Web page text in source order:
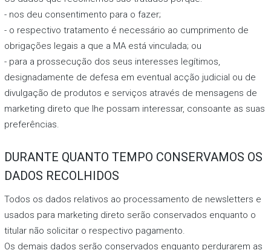
- nos deu consentimento para o fazer;
- o respectivo tratamento é necessário ao cumprimento de
obrigações legais a que a MA está vinculada; ou
- para a prossecução dos seus interesses legítimos,
designadamente de defesa em eventual acção judicial ou de
divulgação de produtos e serviços através de mensagens de
marketing direto que lhe possam interessar, consoante as suas
preferências.
DURANTE QUANTO TEMPO CONSERVAMOS OS
DADOS RECOLHIDOS
Todos os dados relativos ao processamento de newsletters e
usados para marketing direto serão conservados enquanto o
titular não solicitar o respectivo pagamento.
Os demais dados serão conservados enquanto perdurarem as